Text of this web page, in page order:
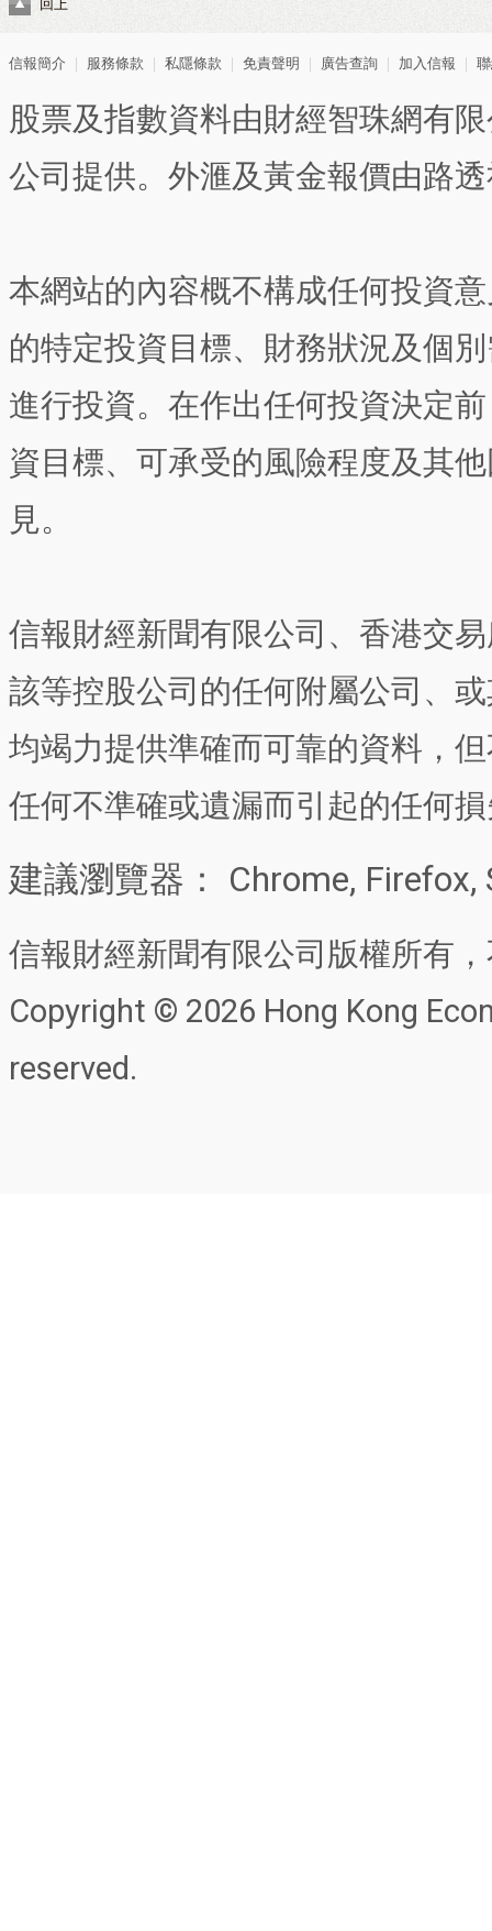
回上
信報簡介 服務條款 私隱條款 免責聲明 廣告查詢 加入信報
股票及指數資料由財經智珠網有
公司提供。外滙及黃金報價由路
本網站的內容概不構成任何投資
的特定投資目標、財務狀況及個
進行投資。在作出任何投資決定
資目標、可承受的風險程度及其
見。
信報財經新聞有限公司、香港交
該等控股公司的任何附屬公司、
均竭力提供準確而可靠的資料，
任何不準確或遺漏而引起的任何
建議瀏覽器： Chrome, Firefox,
信報財經新聞有限公司版權所有
Copyright © 2026 Hong Kong
reserved.